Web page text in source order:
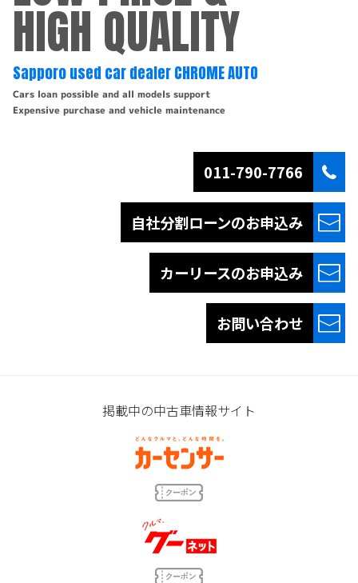
HIGH QUALITY
Sapporo used car dealer CHROME AUTO
Cars loan possible and all models support
Expensive purchase and vehicle maintenance
011-790-7766
自社分割ローンのお申込み
カーリースのお申込み
お問い合わせ
掲載中の中古車情報サイト